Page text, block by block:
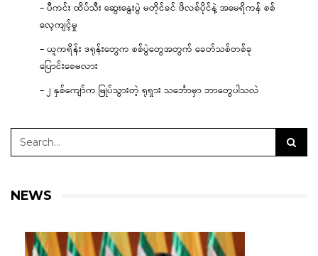
– ပီကင်း ထိပ်သီး ဆွေးနွေးပွဲ မတိုင်ခင် ဖိလစ်ပိုင်နဲ့ အမေရိကန် စစ်
လေ့ကျင့်မှု
– ယူကရိန်း ဒရုန်းတွေက စစ်ပွဲတွေအတွက် ခေတ်သစ်တစ်ခု
ပြောင်းစေမလား
– ၂ နှစ်ကျော်က မြုပ်သွားတဲ့ ရုရှား သင်္ဘောမှာ ဘာတွေပါသလဲ
NEWS